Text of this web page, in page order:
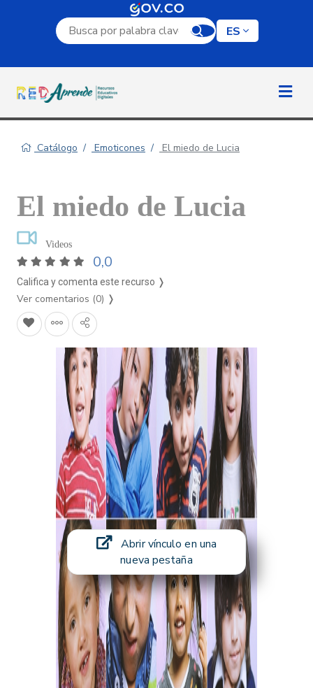
Campo de búsqueda por palabra clave
ES
Catálogo Emoticones El miedo de Lucia
El miedo de Lucia
Videos
0,0
Califica y comenta este recurso ❭
Ver comentarios (0) ❭
Abrir vínculo en una
nueva pestaña